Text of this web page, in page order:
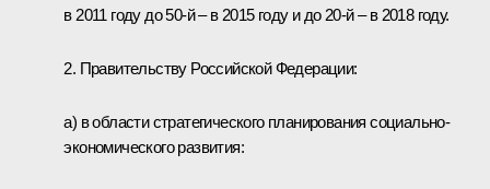
в 2011 году до 50-й – в 2015 году и до 20-й – в 2018 году.
2. Правительству Российской Федерации:
а) в области стратегического планирования социально-
экономического развития: